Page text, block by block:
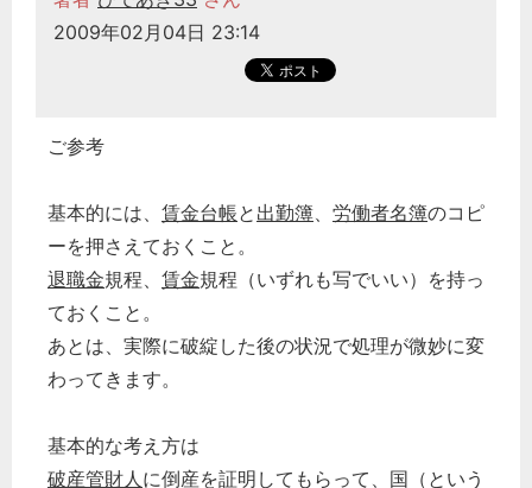
2009年02月04日 23:14
ご参考
基本的には、 賃金台帳と 出勤簿、 労働者名簿のコピ
ーを押さえておくこと。
退職金規程、 賃金規程（いずれも写でいい）を持っ
ておくこと。
あとは、実際に破綻した後の状況で処理が微妙に変
わってきます。
基本的な考え方は
破産管財人に倒産を証明してもらって、国（という